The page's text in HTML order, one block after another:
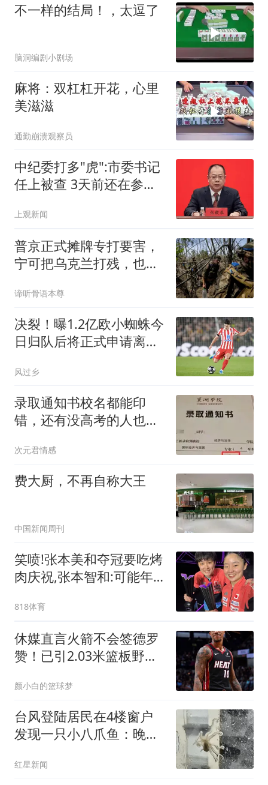
不一样的结局！，太逗了
脑洞编剧小剧场
麻将：双杠杠开花，心里
美滋滋
通勤崩溃观察员
中纪委打多"虎":市委书记
任上被查 3天前还在参加
上观新闻
普京正式摊牌专打要害，
宁可把乌克兰打残，也绝
谛听骨语本尊
决裂！曝1.2亿欧小蜘蛛今
日归队后将正式申请离队
风过乡
录取通知书校名都能印
错，还有没高考的人也收
多水
次元君情感
费大厨，不再自称大王
中国新闻周刊
笑喷!张本美和夺冠要吃烤
肉庆祝,张本智和:可能年
818体育
休媒直言火箭不会签德罗
赞！已引2.03米篮板野兽
颜小白的篮球梦
台风登陆居民在4楼窗户
发现一只小八爪鱼：晚上
红星新闻